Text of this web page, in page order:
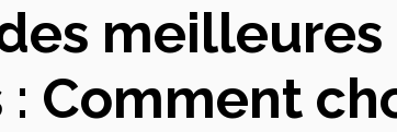
Comment